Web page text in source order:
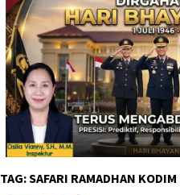
TAG:SAFARI RAMADHAN